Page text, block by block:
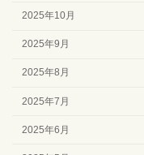
2025年10月
2025年9月
2025年8月
2025年7月
2025年6月